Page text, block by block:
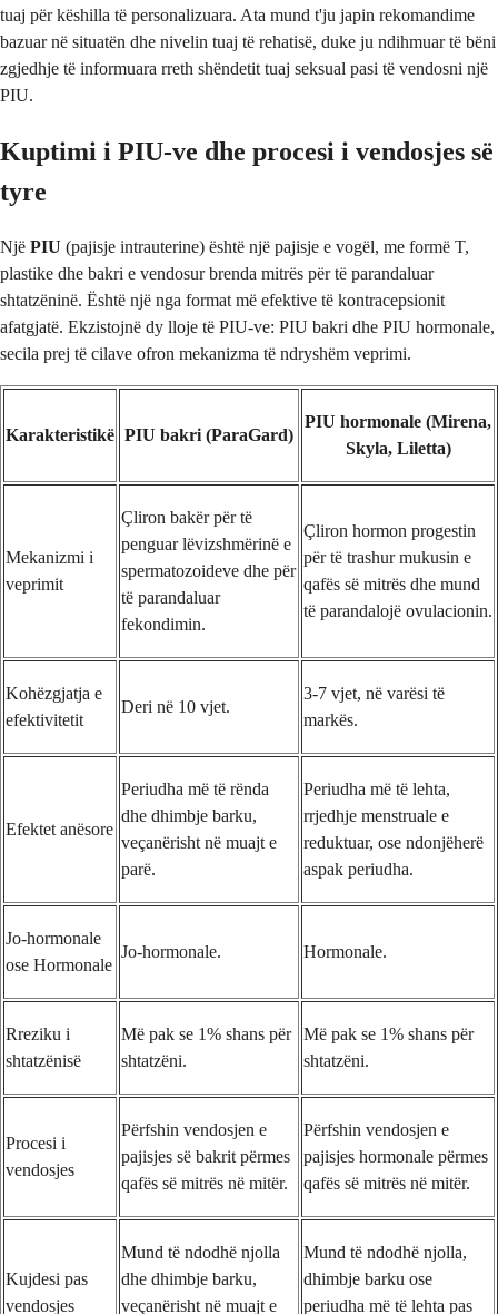
tuaj për këshilla të personalizuara. Ata mund t'ju japin rekomandime
bazuar në situatën dhe nivelin tuaj të rehatisë, duke ju ndihmuar të bëni
zgjedhje të informuara rreth shëndetit tuaj seksual pasi të vendosni një
PIU.
Kuptimi i PIU-ve dhe procesi i vendosjes së
tyre
Një PIU (pajisje intrauterine) është një pajisje e vogël, me formë T,
plastike dhe bakri e vendosur brenda mitrës për të parandaluar
shtatzëninë. Është një nga format më efektive të kontracepsionit
afatgjatë. Ekzistojnë dy lloje të PIU-ve: PIU bakri dhe PIU hormonale,
secila prej të cilave ofron mekanizma të ndryshëm veprimi.
Karakteristikë PIU bakri (ParaGard)
PIU hormonale (Mirena,
Skyla, Liletta)
Mekanizmi i
veprimit
Çliron bakër për të
penguar lëvizshmërinë e
spermatozoideve dhe për
të parandaluar
fekondimin.
Çliron hormon progestin
për të trashur mukusin e
qafës së mitrës dhe mund
të parandalojë ovulacionin.
Kohëzgjatja e
efektivitetit
Deri në 10 vjet.
3-7 vjet, në varësi të
markës.
Efektet anësore
Periudha më të rënda
dhe dhimbje barku,
veçanërisht në muajt e
parë.
Periudha më të lehta,
rrjedhje menstruale e
reduktuar, ose ndonjëherë
aspak periudha.
Jo-hormonale
ose Hormonale
Jo-hormonale. Hormonale.
Rreziku i
shtatzënisë
Më pak se 1% shans për
shtatzëni.
Më pak se 1% shans për
shtatzëni.
Procesi i
vendosjes
Përfshin vendosjen e
pajisjes së bakrit përmes
qafës së mitrës në mitër.
Përfshin vendosjen e
pajisjes hormonale përmes
qafës së mitrës në mitër.
Kujdesi pas
vendosjes
Mund të ndodhë njolla
dhe dhimbje barku,
veçanërisht në muajt e
Mund të ndodhë njolla,
dhimbje barku ose
periudha më të lehta pas